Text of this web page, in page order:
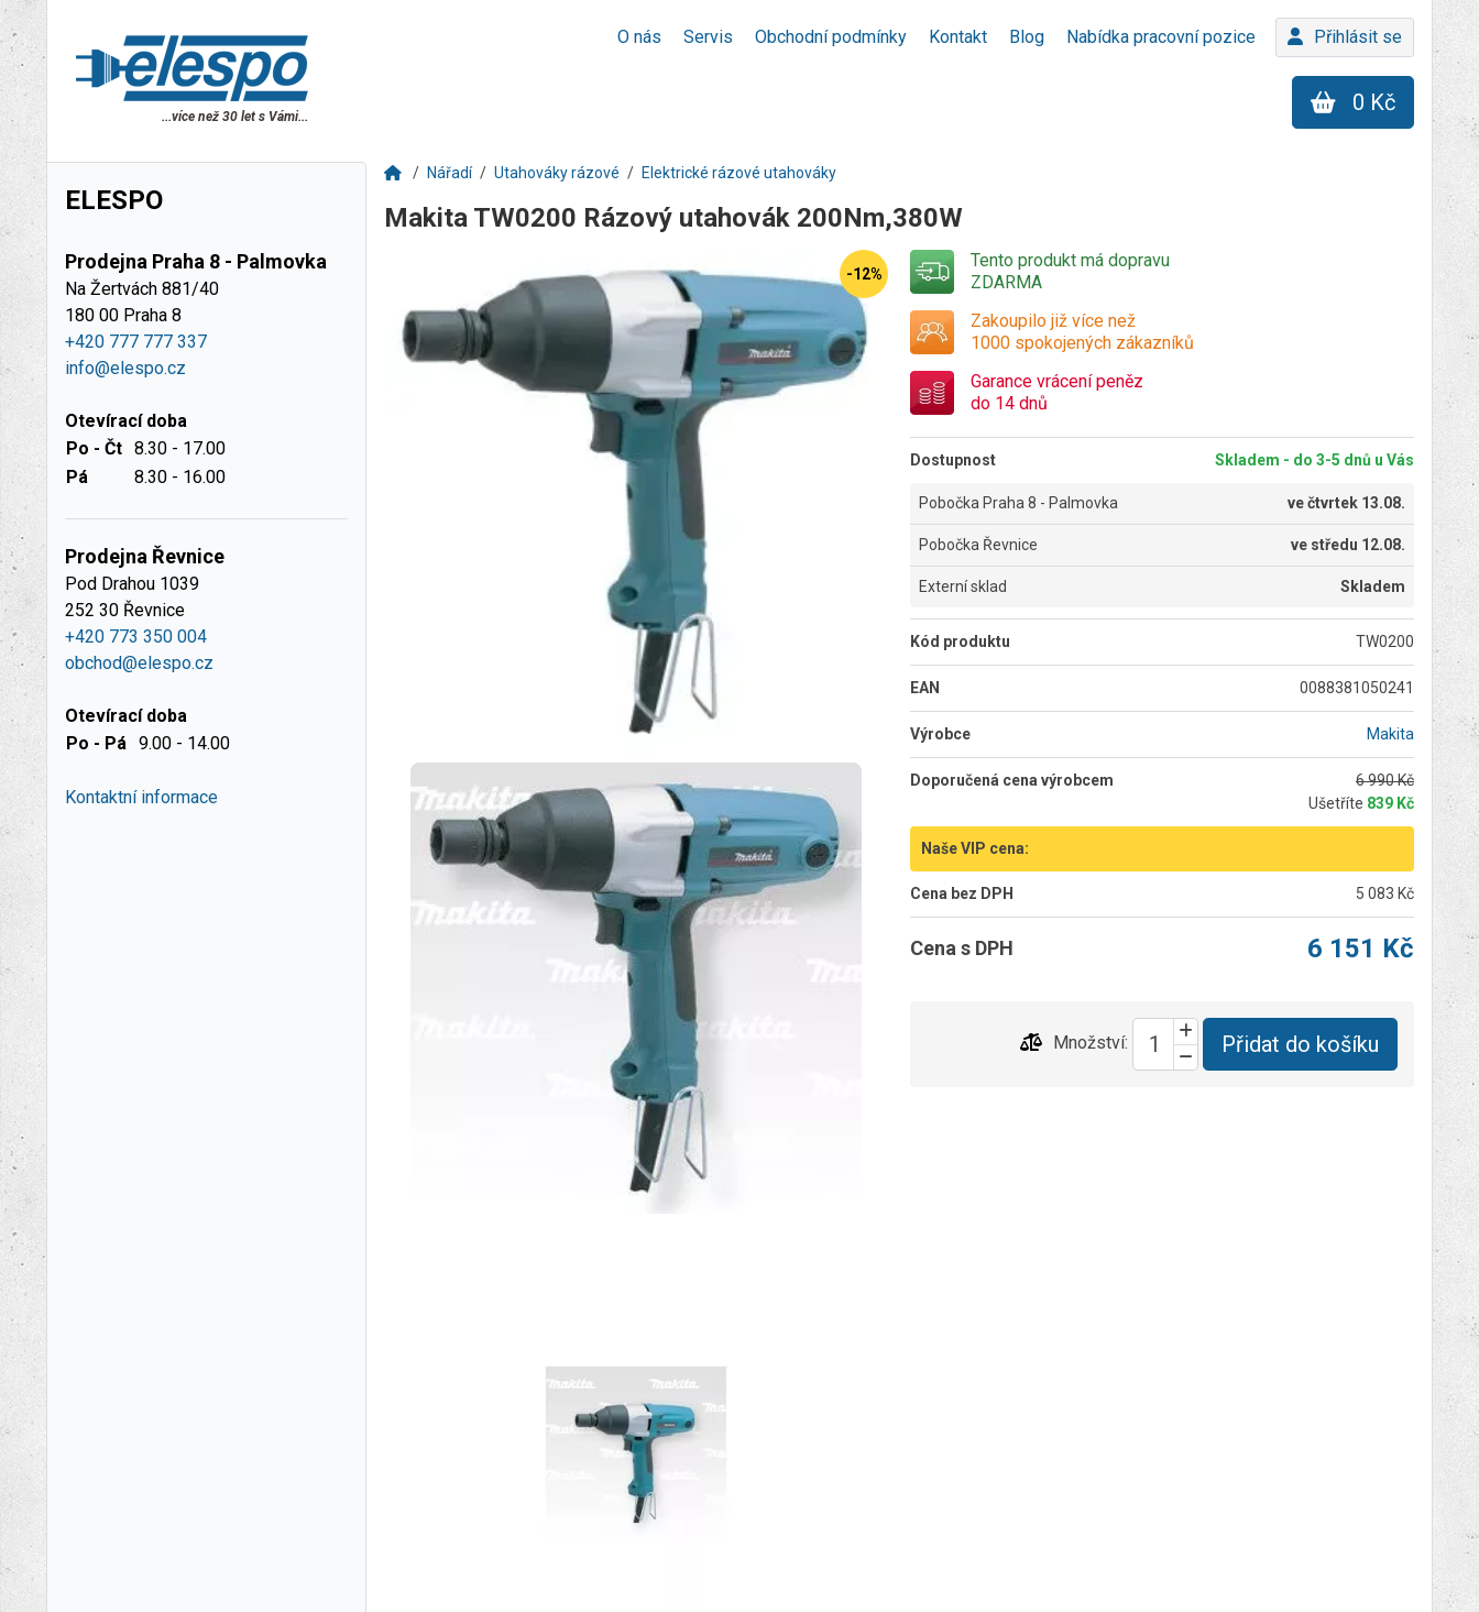
O nás Servis Obchodní podmínky Kontakt Blog Nabídka pracovní pozice Přihlásit se
...více než 30 let s Vámi...
0 Kč
ELESPO
Prodejna Praha 8 - Palmovka
Na Žertvách 881/40
180 00 Praha 8
+420 777 777 337
info@elespo.cz
Otevírací doba
Po - Čt 8.30 - 17.00
Pá
8.30 - 16.00
Prodejna Řevnice
Pod Drahou 1039
252 30 Řevnice
+420 773 350 004
obchod@elespo.cz
Otevírací doba
Po - Pá 9.00 - 14.00
Kontaktní informace
Nářadí Utahováky rázové Elektrické rázové utahováky
Makita TW0200 Rázový utahovák 200Nm,380W
-12%
Tento produkt má dopravu
ZDARMA
Zakoupilo již více než
1000 spokojených zákazníků
Garance vrácení peněz
do 14 dnů
Dostupnost Skladem - do 3-5 dnů u Vás
Pobočka Praha 8 - Palmovka večtvrtek 13.08.
Pobočka Řevnice ve středu 12.08.
Externí sklad Skladem
Kód produktu TW0200
EAN 0088381050241
Výrobce Makita
Doporučená cena výrobcem
6 990 Kč
Ušetříte 839 Kč
Naše VIP cena:
Cena bez DPH 5 083 Kč
Cena s DPH 6 151 Kč
Množství: Přidat do košíku